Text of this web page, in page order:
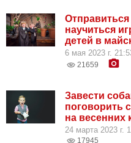
Отправиться
научиться
детей в
6 мая 2023 г.
21659
Завести
поговорить
на весенних
24 марта 2023 г.
17945